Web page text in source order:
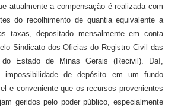
atualmente a compensação é realizada com
do recolhimento de quantia equivalente a
taxas, depositado mensalmente em conta
Sindicato dos Oficias do Registro Civil das
do Estado de Minas Gerais (Recivil). Daí,
impossibilidade de depósito em um fundo
e conveniente que os recursos provenientes
geridos pelo poder público, especialmente